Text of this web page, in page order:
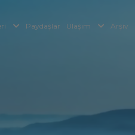
Paydaşlar Ulaşım Arşiv